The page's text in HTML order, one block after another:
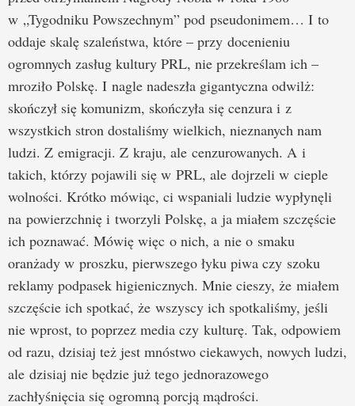
w „Tygodniku Powszechnym” pod pseudonimem… I to
oddaje skalę szaleństwa, które – przy docenieniu
ogromnych zasług kultury PRL, nie przekreślam ich –
mroziło Polskę. I nagle nadeszła gigantyczna odwilż:
skończył się komunizm, skończyła się cenzura i z
wszystkich stron dostaliśmy wielkich, nieznanych nam
ludzi. Z emigracji. Z kraju, ale cenzurowanych. A i
takich, którzy pojawili się w PRL, ale dojrzeli w cieple
wolności. Krótko mówiąc, ci wspaniali ludzie wypłynęli
na powierzchnię i tworzyli Polskę, a ja miałem szczęście
ich poznawać. Mówię więc o nich, a nie o smaku
oranżady w proszku, pierwszego łyku piwa czy szoku
reklamy podpasek higienicznych. Mnie cieszy, że miałem
szczęście ich spotkać, że wszyscy ich spotkaliśmy, jeśli
nie wprost, to poprzez media czy kulturę. Tak, odpowiem
od razu, dzisiaj też jest mnóstwo ciekawych, nowych ludzi,
ale dzisiaj nie będzie już tego jednorazowego
zachłyśnięcia się ogromną porcją mądrości.